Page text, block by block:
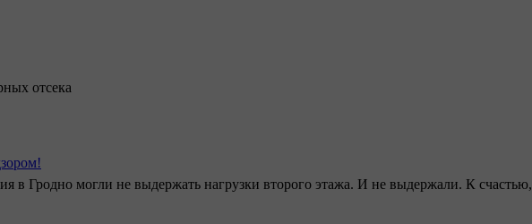
отсека
в Гродно могли не выдержать нагрузки второго этажа. И не выдержали. К счастью,